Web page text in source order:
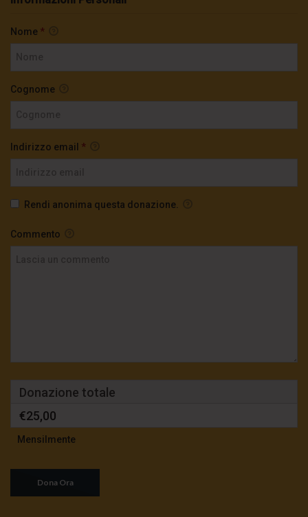
Nome *
Cognome
Indirizzo email *
Rendi anonima questa donazione.
Commento
Donazione totale
€25,00
Mensilmente